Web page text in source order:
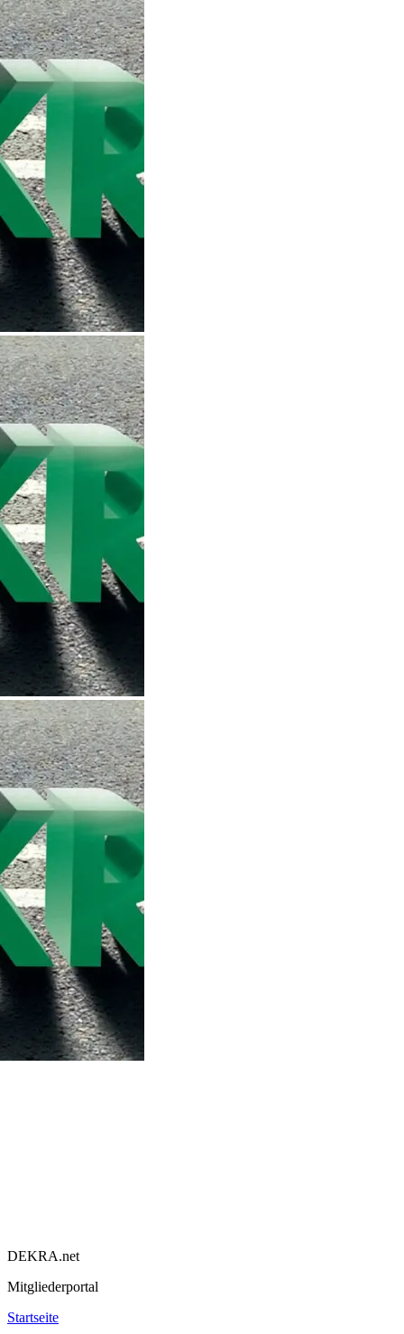
DEKRA.net
Mitgliederportal
Startseite